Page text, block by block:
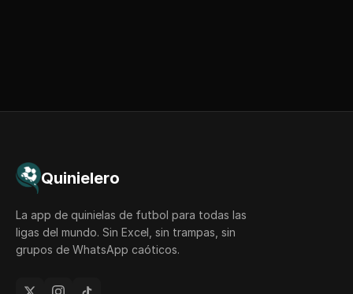
Quinielero
La app de quinielas de futbol para todas las
ligas del mundo. Sin Excel, sin trampas, sin
grupos de WhatsApp caóticos.